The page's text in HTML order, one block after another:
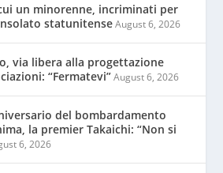
un minorenne, incriminati per
statunitense August 6, 2026
via libera alla progettazione
“Fermatevi” August 6, 2026
del bombardamento
la premier Takaichi: “Non si
6, 2026